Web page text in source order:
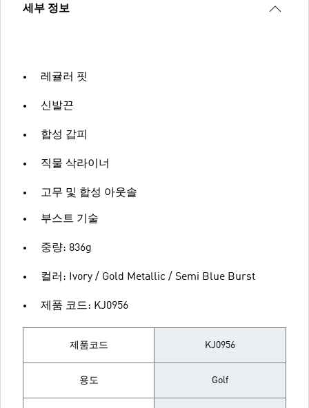
세부 정보
레귤러 핏
신발끈
합성 갑피
직물 삭라이너
고무 및 합성 아웃솔
부스트 기술
중량: 836g
컬러: Ivory / Gold Metallic / Semi Blue Burst
제품 코드: KJ0956
제품코드 KJ0956
용도 Golf